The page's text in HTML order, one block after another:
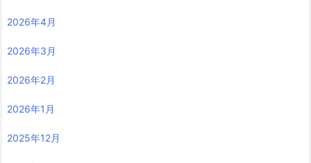
2026年4月
2026年3月
2026年2月
2026年1月
2025年12月